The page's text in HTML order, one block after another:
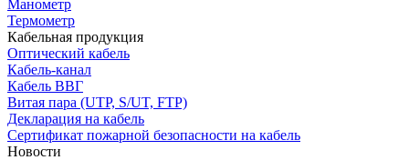
Манометр
Термометр
Кабельная продукция
Оптический кабель
Кабель-канал
Кабель ВВГ
Витая пара (UTP, S/UT, FTP)
Декларация на кабель
Сертификат пожарной безопасности на кабель
Новости